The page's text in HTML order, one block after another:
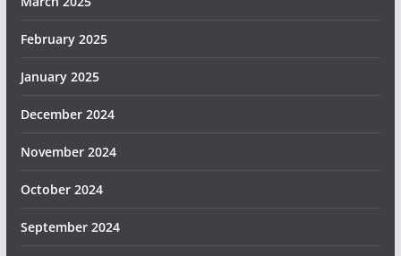
February 2025
January 2025
December 2024
November 2024
October 2024
September 2024